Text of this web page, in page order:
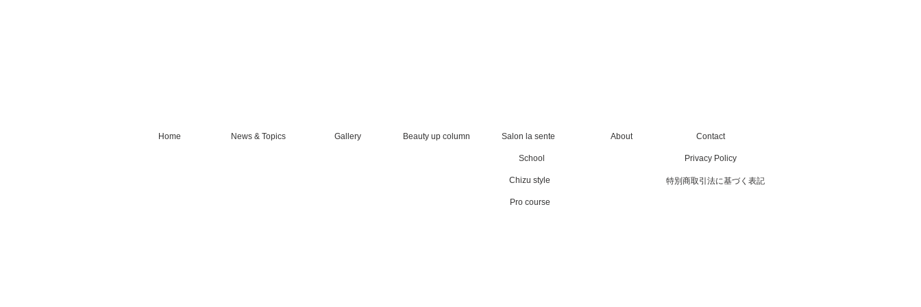
Home News & Topics Gallery Beauty up column Salon la sente
School
Chizu style
Pro course
About Contact
Privacy Policy
特別商取引法に基づく表記